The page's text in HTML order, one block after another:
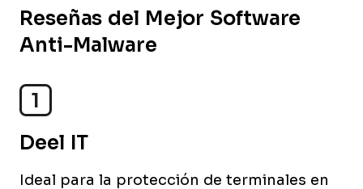
Reseñas del Mejor Software
Anti-Malware
1
Deel IT
Ideal para la protección de terminales en